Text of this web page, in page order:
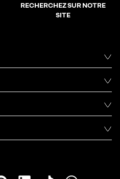
RECHERCHEZ SUR NOTRE
SITE